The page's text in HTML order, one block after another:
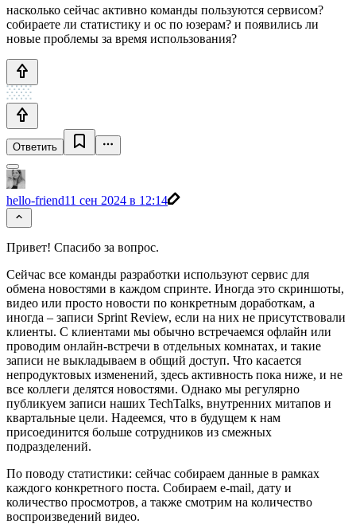
насколько сейчас активно команды пользуются сервисом?
собираете ли статистику и ос по юзерам? и появились ли
новые проблемы за время использования?
Ответить
hello-friend11 сен 2024 в 12:14
Привет! Спасибо за вопрос.
Сейчас все команды разработки используют сервис для
обмена новостями в каждом спринте. Иногда это скриншоты,
видео или просто новости по конкретным доработкам, а
иногда – записи Sprint Review, если на них не присутствовали
клиенты. С клиентами мы обычно встречаемся офлайн или
проводим онлайн-встречи в отдельных комнатах, и такие
записи не выкладываем в общий доступ. Что касается
непродуктовых изменений, здесь активность пока ниже, и не
все коллеги делятся новостями. Однако мы регулярно
публикуем записи наших TechTalks, внутренних митапов и
квартальные цели. Надеемся, что в будущем к нам
присоединится больше сотрудников из смежных
подразделений.
По поводу статистики: сейчас собираем данные в рамках
каждого конкретного поста. Собираем e-mail, дату и
количество просмотров, а также смотрим на количество
воспроизведений видео.